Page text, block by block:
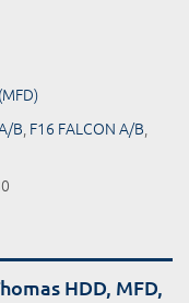
B, F16 FALCON A/B,
HDD, MFD,